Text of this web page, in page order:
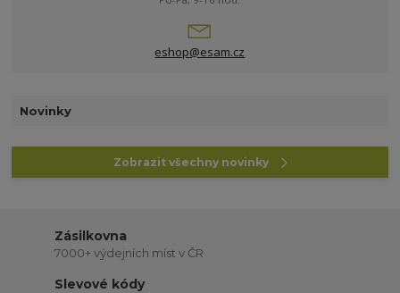
eshop@esam.cz
Novinky
Zobrazit všechny novinky
Zásilkovna
7000+ výdejních míst v ČR
Slevové kódy